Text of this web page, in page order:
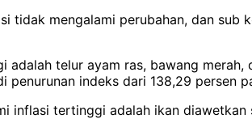
tidak mengalami perubahan, dan
telur ayam ras, bawang
penurunan indeks dari 138,29 persen
inflasi tertinggi adalah ikan